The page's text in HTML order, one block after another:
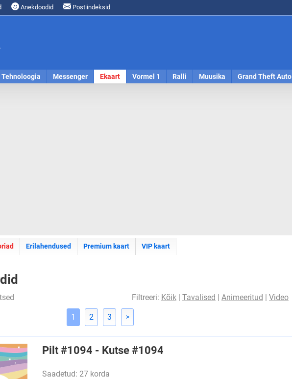
Anekdoodid Postiindeksid
Tehnoloogia Messenger Ekaart Vormel 1 Ralli Muusika Grand Theft Auto
Erilahendused Premium kaart VIP kaart
Filtreeri: Kõik | Tavalised | Animeeritud | Video
1 2 3 >
Pilt #1094 - Kutse #1094
Saadetud: 27 korda